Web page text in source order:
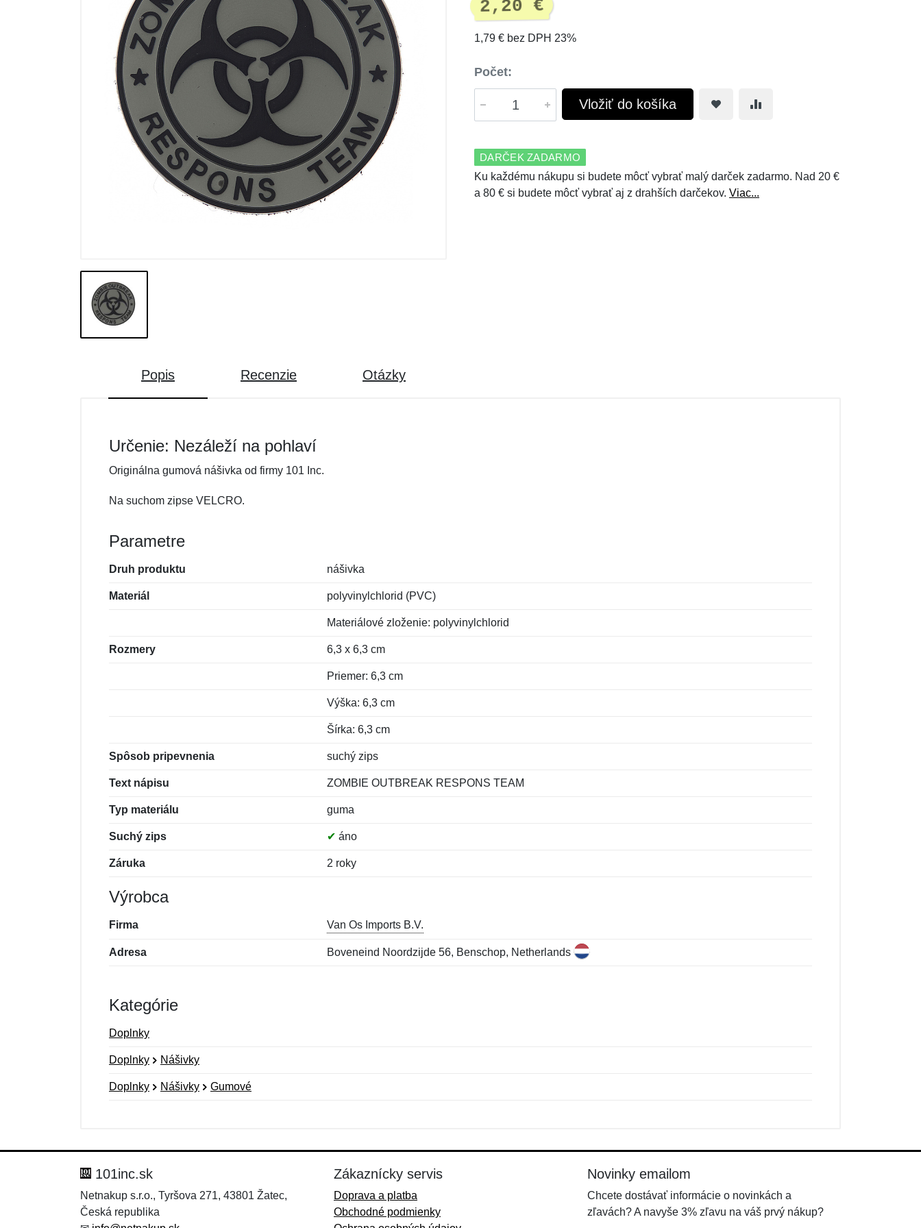
Výpredaj
2,20 €
1,79 € bez DPH 23%
Počet:
Vložiť do košíka
DARČEK ZADARMO
Ku každému nákupu si budete môcť vybrať malý darček zadarmo. Nad 20 €
a 80 € si budete môcť vybrať aj z drahších darčekov. Viac...
Popis Recenzie Otázky
Určenie: Nezáleží na pohlaví
Originálna gumová nášivka od firmy 101 Inc.
Na suchom zipse VELCRO.
Parametre
Druh produktu nášivka
Materiál polyvinylchlorid (PVC)
Materiálové zloženie: polyvinylchlorid
Rozmery 6,3 x 6,3 cm
Priemer: 6,3 cm
Výška: 6,3 cm
Šírka: 6,3 cm
Spôsob pripevnenia suchý zips
Text nápisu ZOMBIE OUTBREAK RESPONS TEAM
Typ materiálu guma
Suchý zips ✔ áno
Záruka 2 roky
Výrobca
Firma Van Os Imports B.V.
Adresa Boveneind Noordzijde 56, Benschop, Netherlands
Kategórie
Doplnky
Doplnky Nášivky
Doplnky Nášivky Gumové
Správa*
Správa*
101inc.sk
Netnakup s.r.o., Tyršova 271, 43801 Žatec,
Česká republika
Zákaznícky servis
Doprava a platba
Obchodné podmienky
Novinky emailom
Chcete dostávať informácie o novinkách a
zľavách? A navyše 3% zľavu na váš prvý nákup?